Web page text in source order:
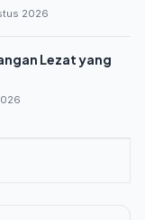
2026
Lezat yang